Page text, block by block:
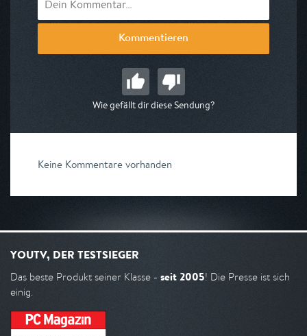
Kommentieren
Wie gefällt dir diese Sendung?
Keine Kommentare vorhanden
YOUTV, DER TESTSIEGER
Das beste Produkt seiner Klasse - seit 2005! Die Presse ist sich
einig.